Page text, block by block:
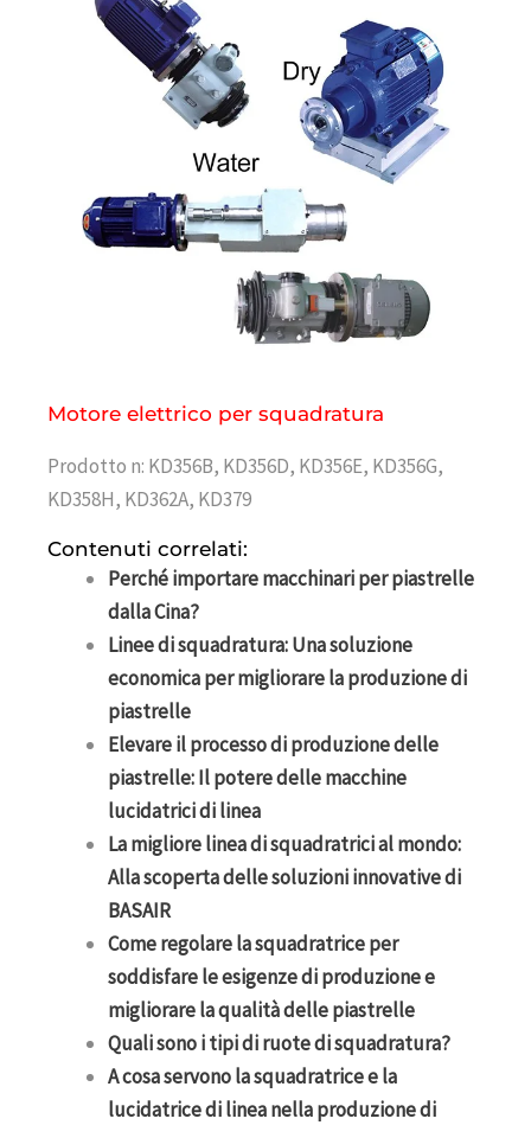
Motore elettrico per squadratura
Prodotto n: KD356B, KD356D, KD356E, KD356G,
KD358H, KD362A, KD379
Contenuti correlati:
Perché importare macchinari per piastrelle
dalla Cina?
Linee di squadratura: Una soluzione
economica per migliorare la produzione di
piastrelle
Elevare il processo di produzione delle
piastrelle: Il potere delle macchine
lucidatrici di linea
La migliore linea di squadratrici al mondo:
Alla scoperta delle soluzioni innovative di
BASAIR
Come regolare la squadratrice per
soddisfare le esigenze di produzione e
migliorare la qualità delle piastrelle
Quali sono i tipi di ruote di squadratura?
A cosa servono la squadratrice e la
lucidatrice di linea nella produzione di